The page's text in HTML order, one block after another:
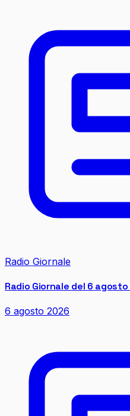
Radio Giornale
Radio Giornale del 6
6 agosto 2026